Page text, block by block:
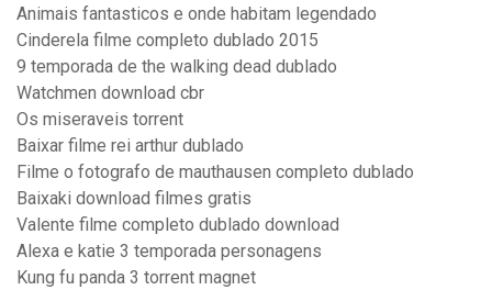
Animais fantasticos e onde habitam legendado
Cinderela filme completo dublado 2015
9 temporada de the walking dead dublado
Watchmen download cbr
Os miseraveis torrent
Baixar filme rei arthur dublado
Filme o fotografo de mauthausen completo dublado
Baixaki download filmes gratis
Valente filme completo dublado download
Alexa e katie 3 temporada personagens
Kung fu panda 3 torrent magnet